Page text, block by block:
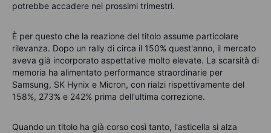
potrebbe accadere nei prossimi trimestri.
È per questo che la reazione del titolo assume particolare
rilevanza. Dopo un rally di circa il 150% quest'anno, il mercato
aveva già incorporato aspettative molto elevate. La scarsità di
memoria ha alimentato performance straordinarie per
Samsung, SK Hynix e Micron, con rialzi rispettivamente del
158%, 273% e 242% prima dell'ultima correzione.
Quando un titolo ha già corso così tanto, l'asticella si alza